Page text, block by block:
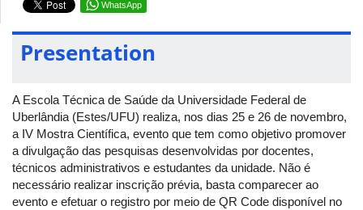
WhatsApp
Presentation
A Escola Técnica de Saúde da Universidade Federal de
Uberlândia (Estes/UFU) realiza, nos dias 25 e 26 de novembro,
a IV Mostra Científica, evento que tem como objetivo promover
a divulgação das pesquisas desenvolvidas por docentes,
técnicos administrativos e estudantes da unidade. Não é
necessário realizar inscrição prévia, basta comparecer ao
evento e efetuar o registro por meio de QR Code disponível no